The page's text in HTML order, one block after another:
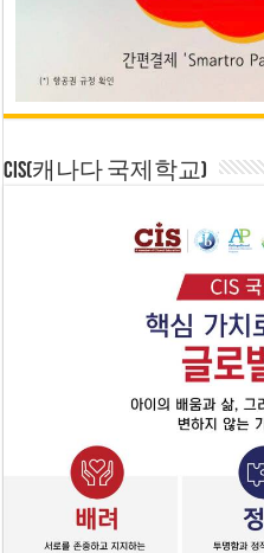
CIS(캐나다 국제학교)